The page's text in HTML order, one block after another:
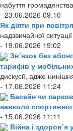
набуття
- 23.06.2026 09:10
Як діяти при
надзвичайної
- 19.06.2026 19:02
Зв’язок без
тарифів у
дискусії, адже
- 17.06.2026 11:24
Басейн чи
навколо
- 15.06.2026 11:11
Війна і здоров’я